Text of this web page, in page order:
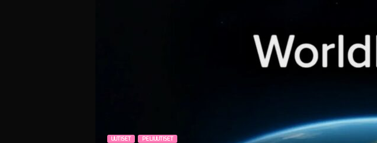
UUTISET PELIUUTISET